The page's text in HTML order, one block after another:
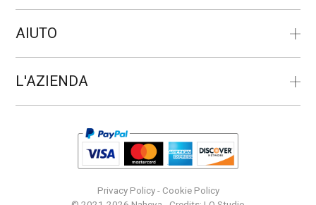
AIUTO
L'AZIENDA
Privacy Policy- Cookie Policy